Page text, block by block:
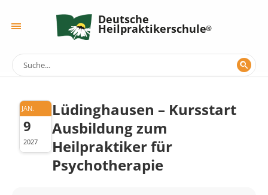
Deutsche
Heilpraktikerschule
JAN.
9
2027
Lüdinghausen – Kursstart
Ausbildung zum
Heilpraktiker für
Psychotherapie